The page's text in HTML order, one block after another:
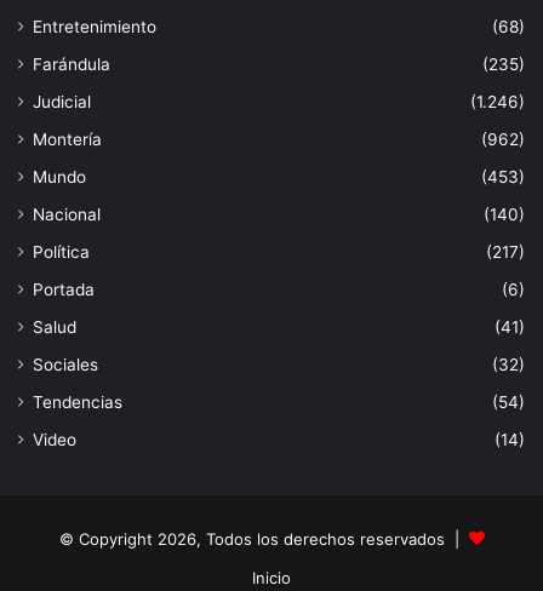
Entretenimiento
(68)
Farándula
(235)
Judicial
(1.246)
Montería
(962)
Mundo
(453)
Nacional
(140)
Política
(217)
Portada
(6)
Salud
(41)
Sociales
(32)
Tendencias
(54)
Video
(14)
© Copyright 2026, Todos los derechos reservados |
Inicio